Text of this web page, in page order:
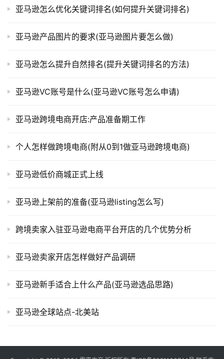
亚马逊怎么优化关键词排名(如何提升关键词排名)
亚马逊产品图片的要求(亚马逊图片要怎么做)
亚马逊怎么提升自然排名(提升关键词排名的方法)
亚马逊VC账号是什么(亚马逊VC账号怎么申请)
亚马逊跨境电商开店:产品准备期工作
个人怎样做跨境电商(附从0到1做亚马逊跨境电商)
亚马逊低价商城正式上线
亚马逊上架前的准备(亚马逊listing怎么写)
跨境卖家入驻亚马逊电商平台开店的几个优势分析
亚马逊卖家开店怎样做好产品调研
亚马逊新手适合上什么产品(亚马逊选品思路)
亚马逊全球站点-北美站